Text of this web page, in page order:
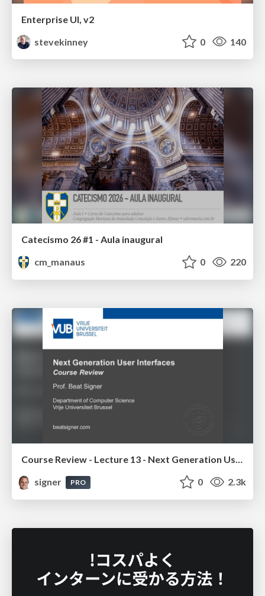
Enterprise UI, v2
stevekinney
0 140
Catecismo 26 #1 - Aula inaugural
cm_manaus
0 220
Course Review - Lecture 13 - Next Generation User Interfaces (4018166FNR)
signer
PRO 0 2.3k